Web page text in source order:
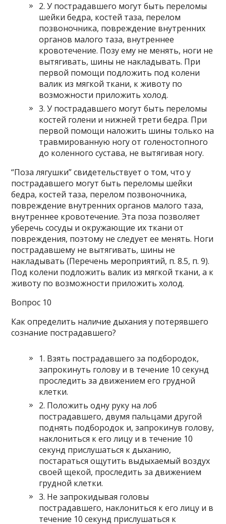
2. У пострадавшего могут быть переломы
шейки бедра, костей таза, перелом
позвоночника, повреждение внутренних
органов малого таза, внутреннее
кровотечение. Позу ему не менять, ноги не
вытягивать, шины не накладывать. При
первой помощи подложить под колени
валик из мягкой ткани, к животу по
возможности приложить холод.
3. У пострадавшего могут быть переломы
костей голени и нижней трети бедра. При
первой помощи наложить шины только на
травмированную ногу от голеностопного
до коленного сустава, не вытягивая ногу.
“Поза лягушки” свидетельствует о том, что у
пострадавшего могут быть переломы шейки
бедра, костей таза, перелом позвоночника,
повреждение внутренних органов малого таза,
внутреннее кровотечение. Эта поза позволяет
уберечь сосуды и окружающие их ткани от
повреждения, поэтому не следует ее менять. Ноги
пострадавшему не вытягивать, шины не
накладывать (Перечень мероприятий, п. 8.5, п. 9).
Под колени подложить валик из мягкой ткани, а к
животу по возможности приложить холод.
Вопрос 10
Как определить наличие дыхания у потерявшего
сознание пострадавшего?
1. Взять пострадавшего за подбородок,
запрокинуть голову и в течение 10 секунд
проследить за движением его грудной
клетки.
2. Положить одну руку на лоб
пострадавшего, двумя пальцами другой
поднять подбородок и, запрокинув голову,
наклониться к его лицу и в течение 10
секунд прислушаться к дыханию,
постараться ощутить выдыхаемый воздух
своей щекой, проследить за движением
грудной клетки.
3. Не запрокидывая головы
пострадавшего, наклониться к его лицу и в
течение 10 секунд прислушаться к